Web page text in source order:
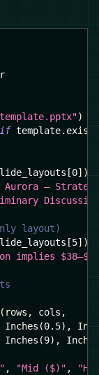
)
if template. exists
[0] )
Aurora —
layout)
[5] )
implies
( rows , cols ,
Inches
(0.5) ,
Inches
(9) ,
Inches
, "Mid ($)" ,